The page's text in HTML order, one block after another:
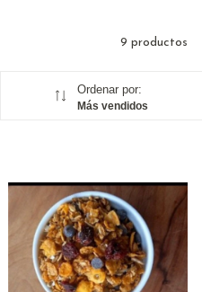
9 productos
Ordenar por:
Más vendidos